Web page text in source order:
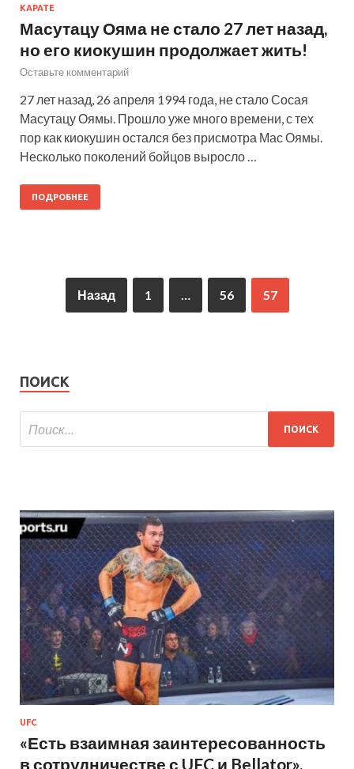
КАРАТЕ
Масутацу Ояма не стало 27 лет назад,
но его киокушин продолжает жить!
Оставьте комментарий
27 лет назад, 26 апреля 1994 года, не стало Сосая
Масутацу Оямы. Прошло уже много времени, с тех
пор как киокушин остался без присмотра Мас Оямы.
Несколько поколений бойцов выросло …
ПОДРОБНЕЕ
Назад 1 … 56 57
ПОИСК
UFC
«Есть взаимная заинтересованность
в сотрудничестве с UFC и Bellator»,